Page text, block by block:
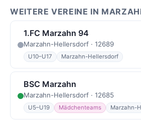
WEITERE VEREINE IN
1.FC Marzahn 94
Marzahn-Hellersdorf · 12689
U10–U17 Marzahn-Hellersdorf
BSC Marzahn
Marzahn-Hellersdorf · 12685
U5–U19 Mädchenteams Marzahn-